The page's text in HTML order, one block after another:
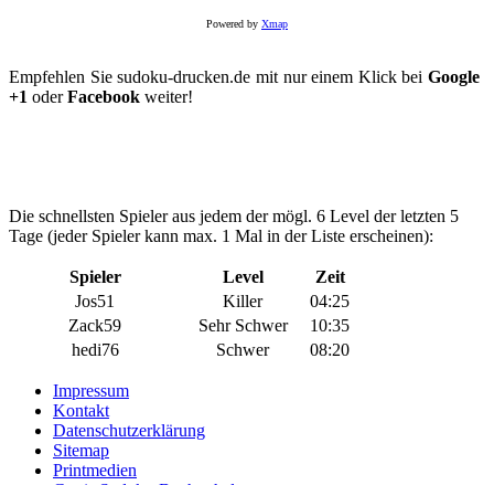
Powered by Xmap
Empfehlen Sie sudoku-drucken.de mit nur einem Klick bei Google
+1 oderFacebook weiter!
Die schnellsten Spieler aus jedem der mögl. 6 Level der letzten 5
Tage (jeder Spieler kann max. 1 Mal in der Liste erscheinen):
Spieler Level
Zeit
Jos51
Killer
04:25
Zack59
Sehr Schwer
10:35
hedi76
Schwer 08:20
Impressum
Kontakt
Datenschutzerklärung
Sitemap
Printmedien